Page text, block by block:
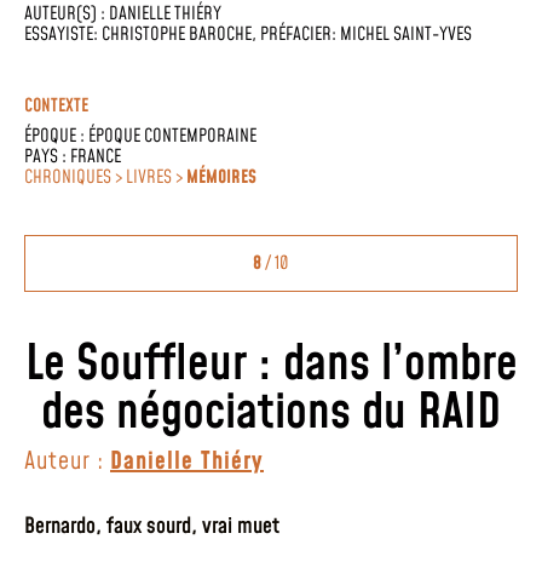
AUTEUR(S) : DANIELLE THIÉRY
ESSAYISTE: CHRISTOPHE BAROCHE, PRÉFACIER: MICHEL SAINT-YVES
CONTEXTE
ÉPOQUE : ÉPOQUE CONTEMPORAINE
PAYS : FRANCE
CHRONIQUES > LIVRES >MÉMOIRES
8/ 10
Le Souffleur : dans l’ombre
des négociations du RAID
Auteur : Danielle Thiéry
Bernardo, faux sourd, vrai muet